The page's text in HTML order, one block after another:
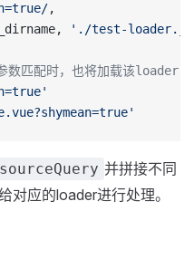
/,
'./test-
匹配时，也将加载该loader
并拼接不同
对应的loader进行处理。